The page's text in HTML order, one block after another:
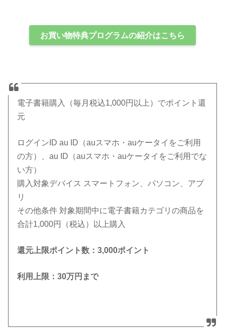
お買い物特典プログラムの紹介はこちら
電子書籍購入（毎月税込1,000円以上）でポイント還
元
ログインID au ID（auスマホ・auケータイをご利用
の方）、au ID（auスマホ・auケータイをご利用でな
い方）
購入対象デバイス スマートフォン、パソコン、アプ
リ
その他条件 対象期間中に電子書籍カテゴリの商品を
合計1,000円（税込）以上購入
還元上限ポイント数：3,000ポイント
利用上限：30万円まで